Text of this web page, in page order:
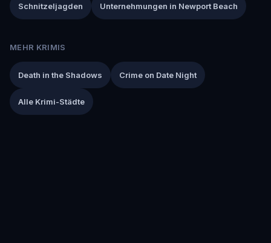
Schnitzeljagden Unternehmungen in Newport Beach
MEHR KRIMIS
Death in the Shadows Crime on Date Night
Alle Krimi-Städte